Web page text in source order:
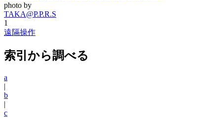
photo by
TAKA@P.P.R.S
1
遠隔操作
索引から調べる
a
|
b
|
c